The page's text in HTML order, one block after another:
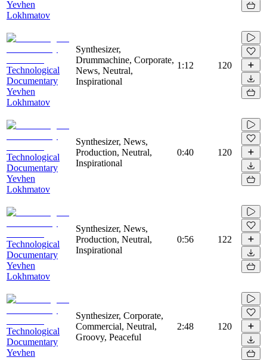
Yevhen
Lokhmatov
Technological
Documentary
Yevhen
Lokhmatov
Synthesizer,
Drummachine, Corporate,
News, Neutral,
Inspirational
1:12 120
Technological
Documentary
Yevhen
Lokhmatov
Synthesizer, News,
Production, Neutral,
Inspirational
0:40 120
Technological
Documentary
Yevhen
Lokhmatov
Synthesizer, News,
Production, Neutral,
Inspirational
0:56 122
Technological
Documentary
Yevhen
Synthesizer, Corporate,
Commercial, Neutral,
Groovy, Peaceful
2:48 120